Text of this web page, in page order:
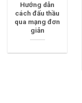
Hướng dẫn
cách đấu thầu
qua mạng đơn
giản